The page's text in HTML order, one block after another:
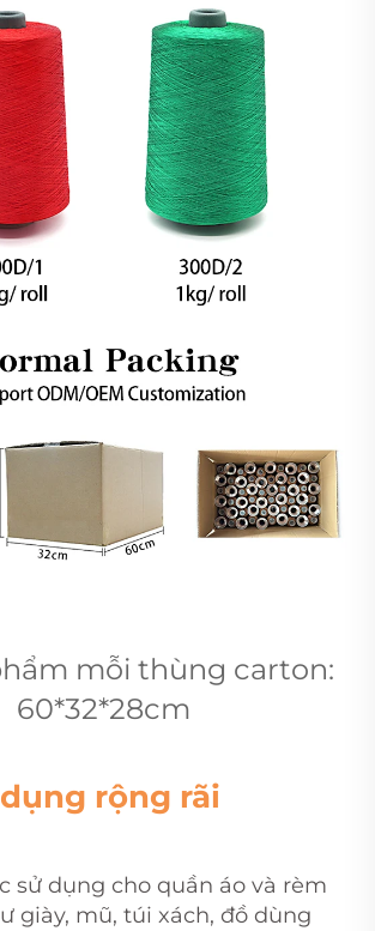
mỗi thùng carton:
60*32*28cm
rộng rãi
sử dụng cho quần áo và rèm
giày, mũ, túi xách, đồ dùng